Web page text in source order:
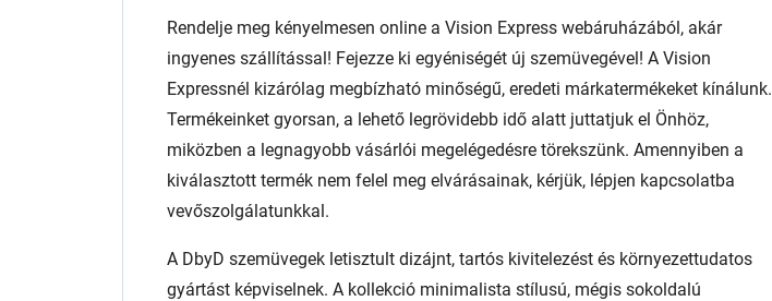
Rendelje meg kényelmesen online a Vision Express webáruházából, akár
ingyenes szállítással! Fejezze ki egyéniségét új szemüvegével! A Vision
Expressnél kizárólag megbízható minőségű, eredeti márkatermékeket kínálunk.
Termékeinket gyorsan, a lehető legrövidebb idő alatt juttatjuk el Önhöz,
miközben a legnagyobb vásárlói megelégedésre törekszünk. Amennyiben a
kiválasztott termék nem felel meg elvárásainak, kérjük, lépjen kapcsolatba
vevőszolgálatunkkal.
A DbyD szemüvegek letisztult dizájnt, tartós kivitelezést és környezettudatos
gyártást képviselnek. A kollekció minimalista stílusú, mégis sokoldalú